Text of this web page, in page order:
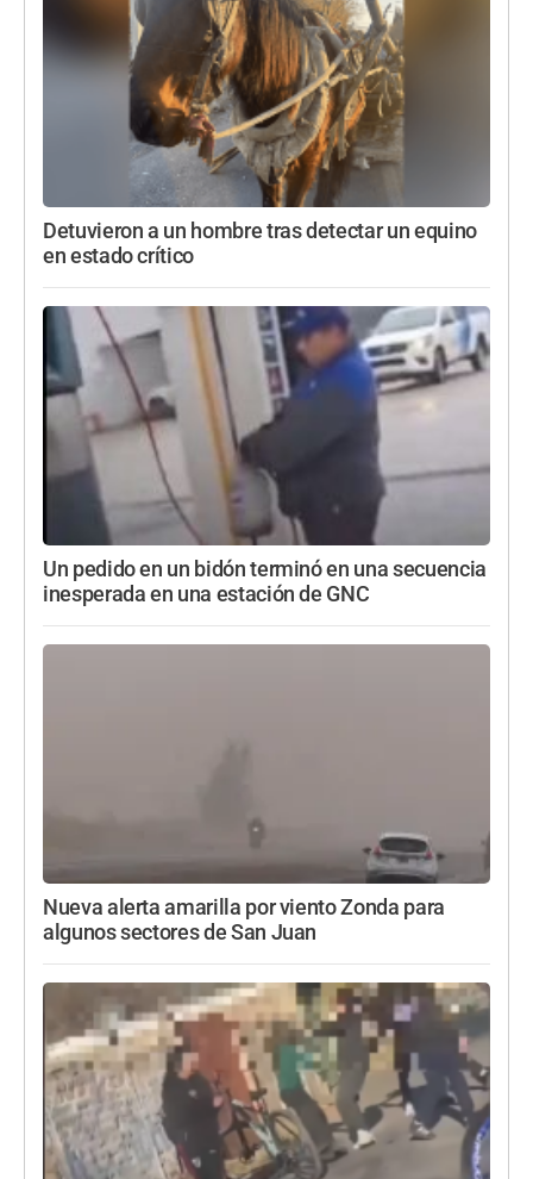
Detuvieron a un hombre tras detectar un equino
en estado crítico
Un pedido en un bidón terminó en una secuencia
inesperada en una estación de GNC
Nueva alerta amarilla por viento Zonda para
algunos sectores de San Juan